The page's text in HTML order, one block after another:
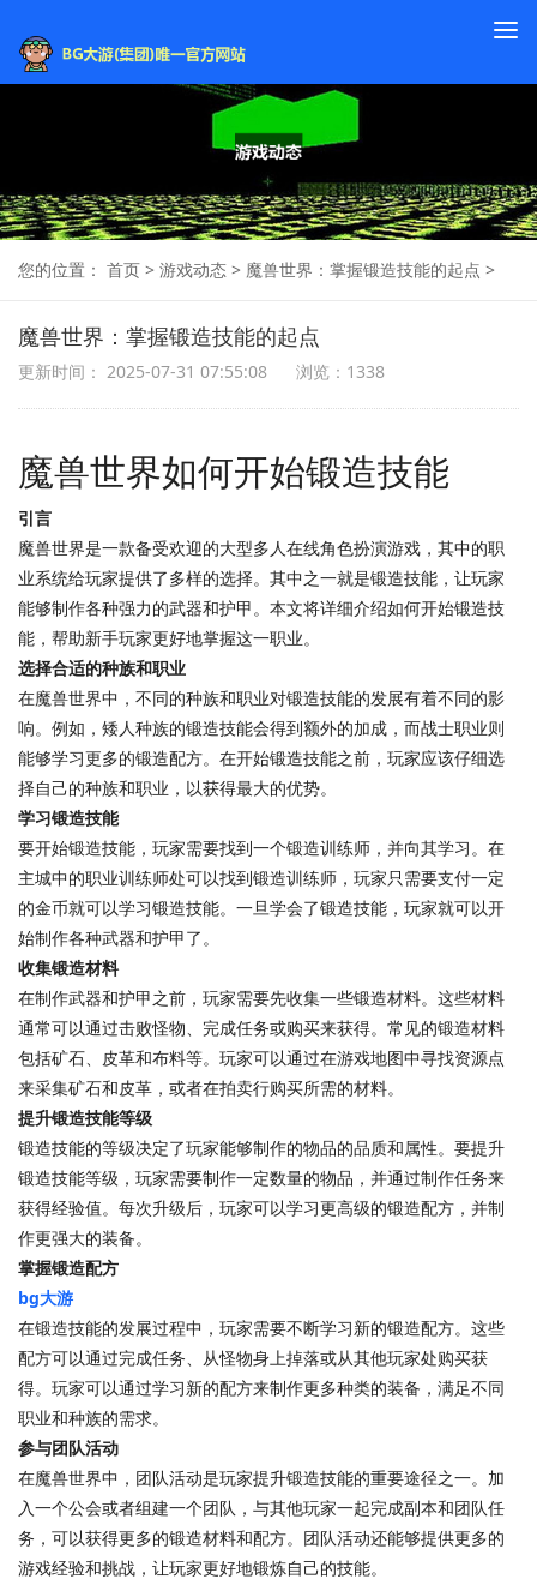
您的位置： 首页 > 游戏动态 > 魔兽世界：掌握锻造技能的起点 >
魔兽世界：掌握锻造技能的起点
更新时间： 2025-07-31 07:55:08 浏览：1338
魔兽世界如何开始锻造技能
引言
魔兽世界是一款备受欢迎的大型多人在线角色扮演游戏，其中的职
业系统给玩家提供了多样的选择。其中之一就是锻造技能，让玩家
能够制作各种强力的武器和护甲。本文将详细介绍如何开始锻造技
能，帮助新手玩家更好地掌握这一职业。
选择合适的种族和职业
在魔兽世界中，不同的种族和职业对锻造技能的发展有着不同的影
响。例如，矮人种族的锻造技能会得到额外的加成，而战士职业则
能够学习更多的锻造配方。在开始锻造技能之前，玩家应该仔细选
择自己的种族和职业，以获得最大的优势。
学习锻造技能
要开始锻造技能，玩家需要找到一个锻造训练师，并向其学习。在
主城中的职业训练师处可以找到锻造训练师，玩家只需要支付一定
的金币就可以学习锻造技能。一旦学会了锻造技能，玩家就可以开
始制作各种武器和护甲了。
收集锻造材料
在制作武器和护甲之前，玩家需要先收集一些锻造材料。这些材料
通常可以通过击败怪物、完成任务或购买来获得。常见的锻造材料
包括矿石、皮革和布料等。玩家可以通过在游戏地图中寻找资源点
来采集矿石和皮革，或者在拍卖行购买所需的材料。
提升锻造技能等级
锻造技能的等级决定了玩家能够制作的物品的品质和属性。要提升
锻造技能等级，玩家需要制作一定数量的物品，并通过制作任务来
获得经验值。每次升级后，玩家可以学习更高级的锻造配方，并制
作更强大的装备。
掌握锻造配方
bg大游
在锻造技能的发展过程中，玩家需要不断学习新的锻造配方。这些
配方可以通过完成任务、从怪物身上掉落或从其他玩家处购买获
得。玩家可以通过学习新的配方来制作更多种类的装备，满足不同
职业和种族的需求。
参与团队活动
在魔兽世界中，团队活动是玩家提升锻造技能的重要途径之一。加
入一个公会或者组建一个团队，与其他玩家一起完成副本和团队任
务，可以获得更多的锻造材料和配方。团队活动还能够提供更多的
游戏经验和挑战，让玩家更好地锻炼自己的技能。